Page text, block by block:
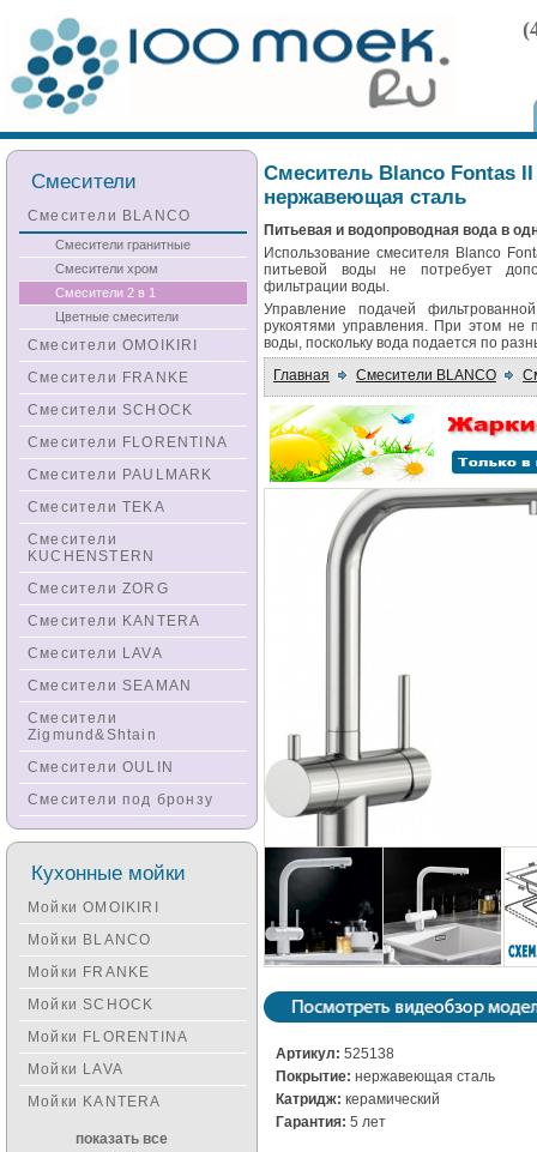
Смеситель Blanco Fontas II
нержавеющая сталь
Питьевая и водопроводная вода в
Использование смесителя Blanco
питьевой воды не потребует
фильтрации воды.
Управление подачей
рукоятями управления. При этом не
воды, поскольку вода подается по
Главная
Смесители BLANCO
Артикул: 525138
Покрытие: нержавеющая сталь
Катридж: керамический
Гарантия: 5 лет
Смесители
Смесители BLANCO
Смесители гранитные
Смесители хром
Смесители 2 в 1
Цветные смесители
Смесители OMOIKIRI
Смесители FRANKE
Смесители SCHOCK
Смесители FLORENTINA
Смесители PAULMARK
Смесители TEKA
Смесители
KUCHENSTERN
Смесители ZORG
Смесители KANTERA
Смесители LAVA
Смесители SEAMAN
Смесители
Zigmund&Shtain
Смесители OULIN
Смесители под бронзу
Кухонные мойки
Мойки OMOIKIRI
Мойки BLANCO
Мойки FRANKE
Мойки SCHOCK
Мойки FLORENTINA
Мойки LAVA
Мойки KANTERA
Мойки KUCHENSTERN
показать все